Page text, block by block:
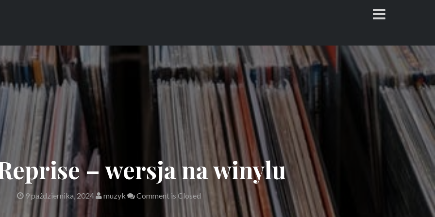
– wersja na winylu
9 października, 2024 muzyk Comment is Closed